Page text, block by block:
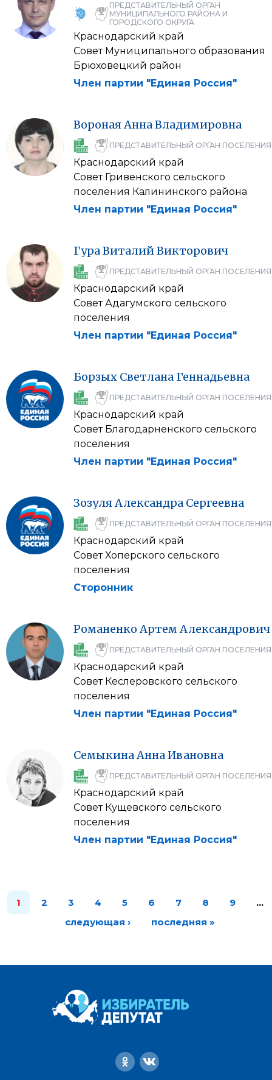
ПРЕДСТАВИТЕЛЬНЫЙ ОРГАН
МУНИЦИПАЛЬНОГО РАЙОНА И
ГОРОДСКОГО ОКРУГА
Краснодарский край
Совет Муниципального образования
Брюховецкий район
Член партии "Единая Россия"
ВоронаяАннаВладимировна
ПРЕДСТАВИТЕЛЬНЫЙ ОРГАН ПОСЕЛЕНИЯ
Краснодарский край
Совет Гривенского сельского
поселения Калининского района
Член партии "Единая Россия"
ГураВиталийВикторович
ПРЕДСТАВИТЕЛЬНЫЙ ОРГАН ПОСЕЛЕНИЯ
Краснодарский край
Совет Адагумского сельского
поселения
Член партии "Единая Россия"
Борзых Светлана Геннадьевна
ПРЕДСТАВИТЕЛЬНЫЙ ОРГАН ПОСЕЛЕНИЯ
Краснодарский край
Совет Благодарненского сельского
поселения
Член партии "Единая Россия"
ЗозуляАлександра Сергеевна
ПРЕДСТАВИТЕЛЬНЫЙ ОРГАН ПОСЕЛЕНИЯ
Краснодарский край
Совет Хоперского сельского
поселения
Сторонник
Романенко Артем Александрович
ПРЕДСТАВИТЕЛЬНЫЙ ОРГАН ПОСЕЛЕНИЯ
Краснодарский край
Совет Кеслеровского сельского
поселения
Член партии "Единая Россия"
СемыкинаАннаИвановна
ПРЕДСТАВИТЕЛЬНЫЙ ОРГАН ПОСЕЛЕНИЯ
Краснодарский край
Совет Кущевского сельского
поселения
Член партии "Единая Россия"
1 2 3 4 5 6 7 8 9
…
следующая ›
последняя »